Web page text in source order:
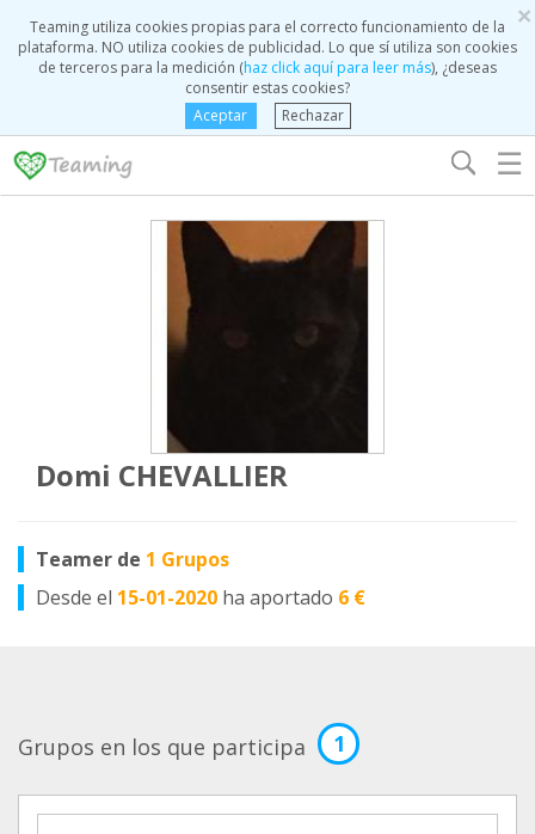
×
Teaming utiliza cookies propias para el correcto funcionamiento de la
plataforma. NO utiliza cookies de publicidad. Lo que sí utiliza son cookies
de terceros para la medición (haz click aquí para leer más), ¿deseas
consentir estas cookies?
Aceptar
Rechazar
☰
Domi CHEVALLIER
Teamer de 1 Grupos
Desde el 15-01-2020 ha aportado 6 €
Grupos en los que participa 1